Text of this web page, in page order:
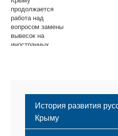
продолжается
работа над
вопросом замены
вывесок на
иностранных
История развития
Крыму